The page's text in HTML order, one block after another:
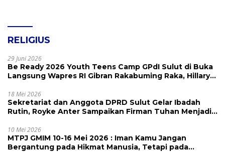
RELIGIUS
29 Juni 2026
Be Ready 2026 Youth Teens Camp GPdI Sulut di Buka
Langsung Wapres RI Gibran Rakabuming Raka, Hillary
18 Mei 2026
Sekretariat dan Anggota DPRD Sulut Gelar Ibadah
Rutin, Royke Anter Sampaikan Firman Tuhan Menjadi
10 Mei 2026
MTPJ GMIM 10-16 Mei 2026 : Iman Kamu Jangan
Bergantung pada Hikmat Manusia, Tetapi pada